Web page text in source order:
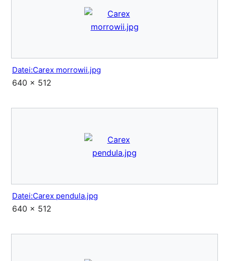
Datei:Carex morrowii.jpg
640 × 512
Datei:Carex pendula.jpg
640 × 512